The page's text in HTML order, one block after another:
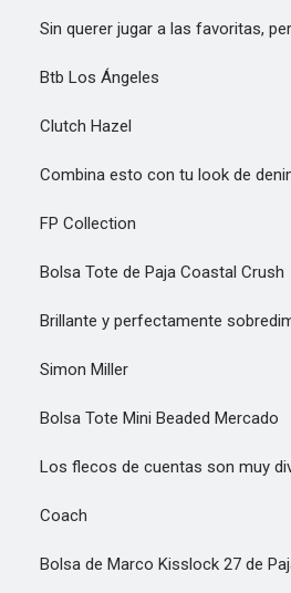
Sin querer jugar a las favoritas,
Btb Los Ángeles
Clutch Hazel
Combina esto con tu look de
FP Collection
Bolsa Tote de Paja Coastal Crush
Brillante y perfectamente
Simon Miller
Bolsa Tote Mini Beaded Mercado
Los flecos de cuentas son muy
Coach
Bolsa de Marco Kisslock 27 de